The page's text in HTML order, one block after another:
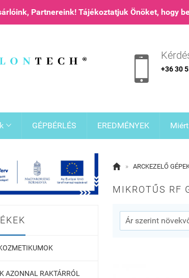
Partnereink! Tájékoztatjuk Önöket, hogy
 +36 30
 GÉPBÉRLÉS EREDMÉNYEK
AZONNAL RAKTÁRRÓL
 » ARCKEZELŐ
MIKROTŰS RF